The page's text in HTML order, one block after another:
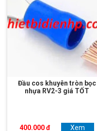
Đầu cos khuyên tròn bọc
nhựa RV2-3 giá TỐT
400.000 đ Xem